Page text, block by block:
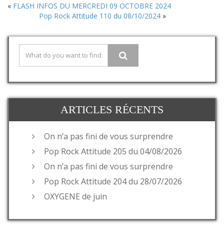
« FLASH INFOS DU MERCREDI 09 OCTOBRE 2024
Pop Rock Attitude 110 du 08/10/2024»
ARTICLES RÉCENTS
On n’a pas fini de vous surprendre
Pop Rock Attitude 205 du 04/08/2026
On n’a pas fini de vous surprendre
Pop Rock Attitude 204 du 28/07/2026
OXYGENE de juin